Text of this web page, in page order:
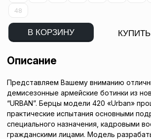
48
В КОРЗИНУ
Описание
Представляем Вашему вниманию
демисезонные армейские ботинки из
“URBAN”. Берцы модели 420 «Urban»
практические испытания основными
специального назначения, кадровыми
гражданскими лицами. Модель